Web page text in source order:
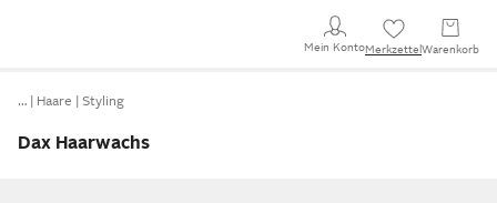
Mein KontoMerkzettel Warenkorb
… Haare Styling
Dax Haarwachs